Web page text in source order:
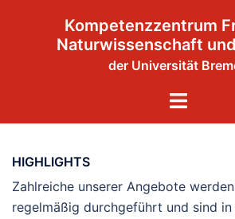
Kompetenzzentrum
Naturwissenschaft
der Universität
Menü
HIGHLIGHTS
Zahlreiche unserer Angebote
regelmäßig durchgeführt und sind